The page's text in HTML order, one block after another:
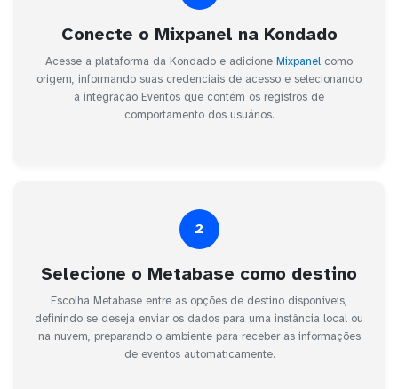
Conecte o Mixpanel na Kondado
Acesse a plataforma da Kondado e adicione Mixpanel como
origem, informando suas credenciais de acesso e selecionando
a integração Eventos que contém os registros de
comportamento dos usuários.
2
Selecione o Metabase como destino
Escolha Metabase entre as opções de destino disponíveis,
definindo se deseja enviar os dados para uma instância local ou
na nuvem, preparando o ambiente para receber as informações
de eventos automaticamente.